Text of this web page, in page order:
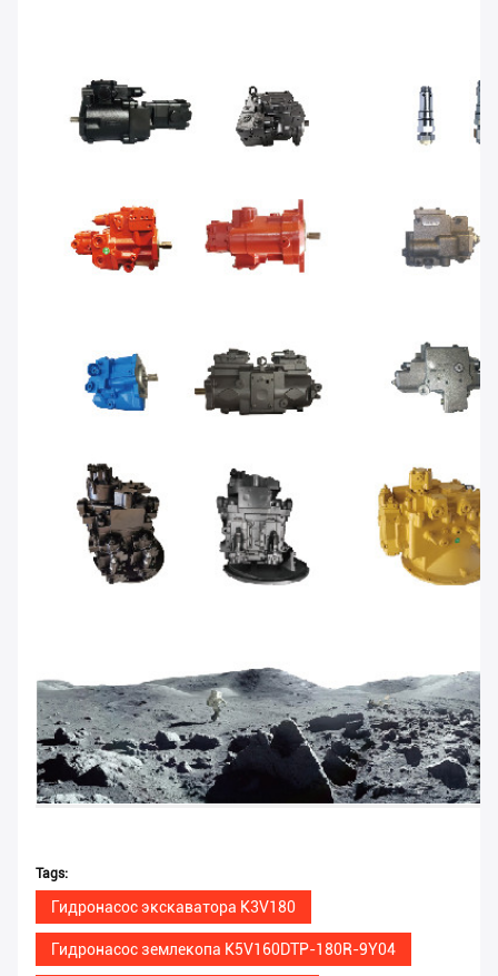
Tags:
Гидронасос экскаватора K3V180
Гидронасос землекопа K5V160DTP-180R-9Y04